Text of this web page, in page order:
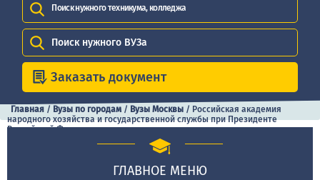
Поиск нужного техникума, колледжа
Поиск нужного ВУЗа
Заказать документ
Главная / Вузы по городам / Вузы Москвы / Российская академия
народного хозяйства и государственной службы при Президенте
Российской Федерации
ГЛАВНОЕ МЕНЮ